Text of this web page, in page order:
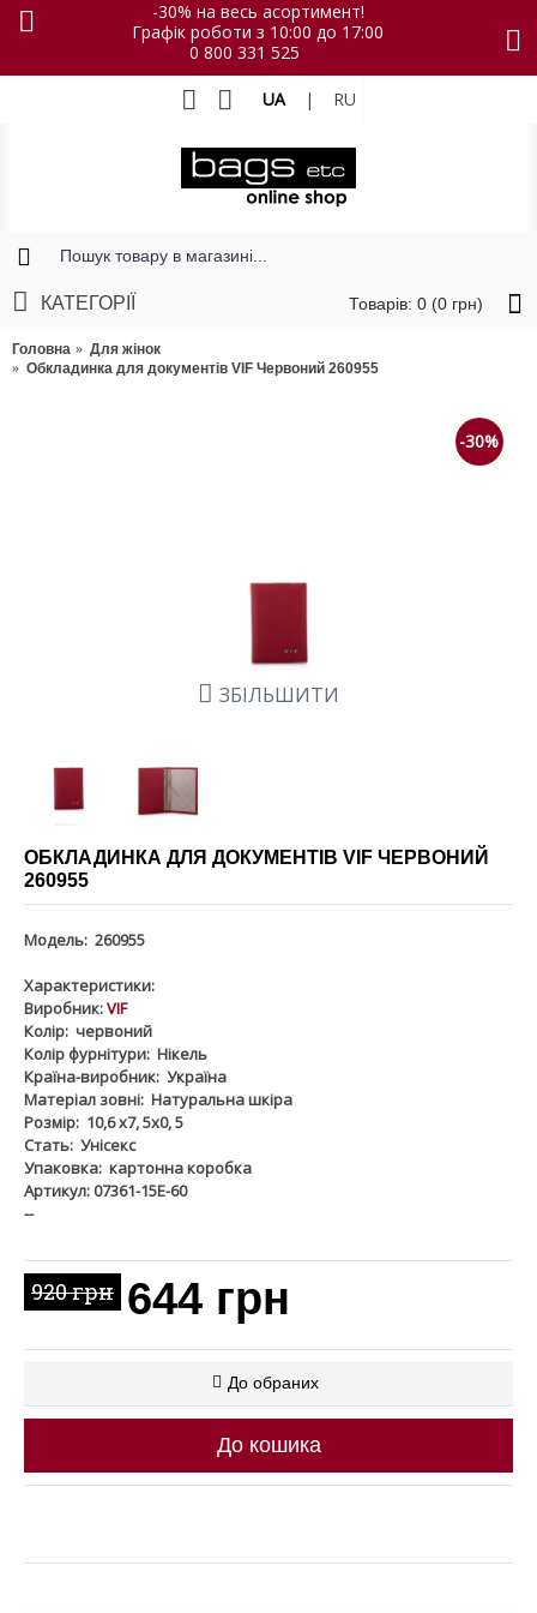
-30% на весь асортимент!
Графік роботи з 10:00 до 17:00
0 800 331 525
UA | RU
Товарів: 0 (0 грн)
КАТЕГОРІЇ
Головна
Для жінок
Обкладинка для документів VIF Червоний 260955
-30%
ЗБІЛЬШИТИ
ОБКЛАДИНКА ДЛЯ ДОКУМЕНТІВ VIF ЧЕРВОНИЙ
260955
Модель: 260955
Характеристики:
Виробник:VIF
Колір: червоний
Колір фурнітури: Нікель
Країна-виробник: Україна
Матеріал зовні: Натуральна шкіра
Розмір: 10,6 х7, 5х0, 5
Стать: Унісекс
Упаковка: картонна коробка
Артикул: 07361-15Е-60
--
920 грн 644 грн
До обраних
До кошика